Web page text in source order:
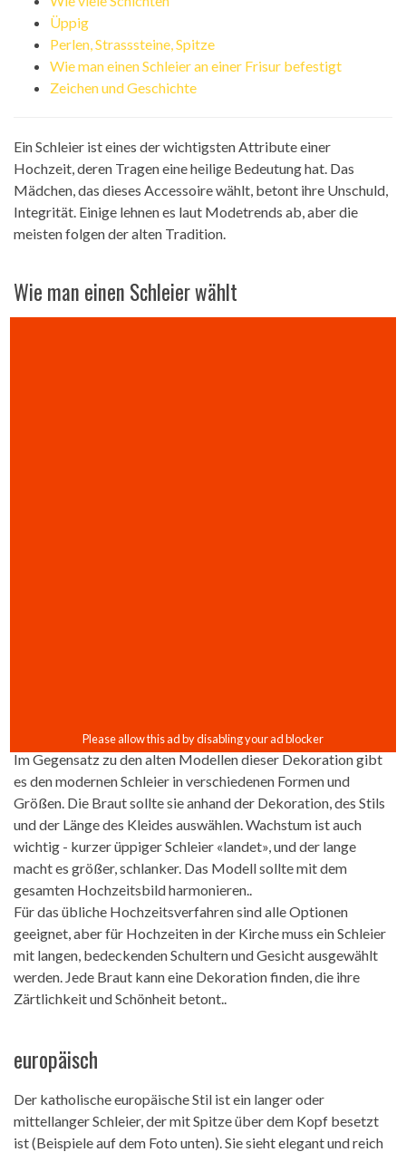
Üppig
Perlen, Strasssteine, Spitze
Wie man einen Schleier an einer Frisur befestigt
Zeichen und Geschichte
Ein Schleier ist eines der wichtigsten Attribute einer
Hochzeit, deren Tragen eine heilige Bedeutung hat. Das
Mädchen, das dieses Accessoire wählt, betont ihre Unschuld,
Integrität. Einige lehnen es laut Modetrends ab, aber die
meisten folgen der alten Tradition.
Wie man einen Schleier wählt
Im Gegensatz zu den alten Modellen dieser Dekoration gibt
es den modernen Schleier in verschiedenen Formen und
Größen. Die Braut sollte sie anhand der Dekoration, des Stils
und der Länge des Kleides auswählen. Wachstum ist auch
wichtig - kurzer üppiger Schleier «landet», und der lange
macht es größer, schlanker. Das Modell sollte mit dem
gesamten Hochzeitsbild harmonieren..
Für das übliche Hochzeitsverfahren sind alle Optionen
geeignet, aber für Hochzeiten in der Kirche muss ein Schleier
mit langen, bedeckenden Schultern und Gesicht ausgewählt
werden. Jede Braut kann eine Dekoration finden, die ihre
Zärtlichkeit und Schönheit betont..
europäisch
Der katholische europäische Stil ist ein langer oder
mittellanger Schleier, der mit Spitze über dem Kopf besetzt
ist (Beispiele auf dem Foto unten). Sie sieht elegant und reich